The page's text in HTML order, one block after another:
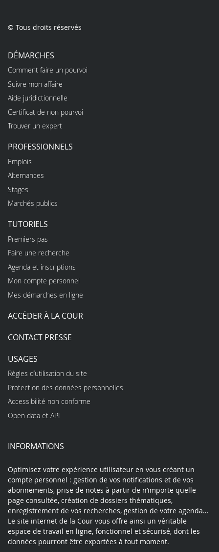
© Tous droits réservés
DÉMARCHES
Comment faire un pourvoi
Suivre mon affaire
Aide juridictionnelle
Certificat de non pourvoi
Trouver un expert
PROFESSIONNELS
Emplois
Alternances
Stages
Marchés publics
TUTORIELS
Premiers pas
Faire une recherche
Agenda et inscriptions
Mon compte personnel
Mes démarches en ligne
ACCÉDER À LA COUR
CONTACT PRESSE
USAGES
Règles d’utilisation du site
Protection des données personnelles
Accessibilité non conforme
Open data et API
INFORMATIONS
Optimisez votre expérience utilisateur en vous créant un
compte personnel : gestion de vos notifications et de vos
abonnements, prise de notes à partir de n’importe quelle
page consultée, création de dossiers thématiques,
enregistrement de vos recherches, gestion de votre agenda…
Le site internet de la Cour vous offre ainsi un véritable
espace de travail en ligne, fonctionnel et sécurisé, dont les
données pourront être exportées à tout moment.